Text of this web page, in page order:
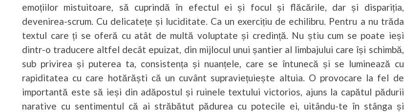
emoțiilor mistuitoare, să cuprindă în efectul ei și focul și flăcările, dar și dispariția,
devenirea-scrum. Cu delicatețe și luciditate. Ca un exercițiu de echilibru. Pentru a nu trăda
textul care ți se oferă cu atât de multă voluptate și credință. Nu știu cum se poate ieși
dintr-o traducere altfel decât epuizat, din mijlocul unui șantier al limbajului care își schimbă,
sub privirea și puterea ta, consistența și nuanțele, care se întunecă și se luminează cu
rapiditatea cu care hotărăști că un cuvânt supraviețuiește altuia. O provocare la fel de
importantă este să ieși din adăpostul și ruinele textului victorios, ajuns la capătul pădurii
narative cu sentimentul că ai străbătut pădurea cu potecile ei, uitându-te în stânga și